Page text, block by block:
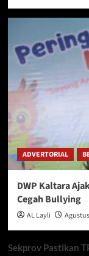
ADVERTORIAL
DWP Kaltara
Cegah Bullying
AL Layli
Sekprov Pastikan